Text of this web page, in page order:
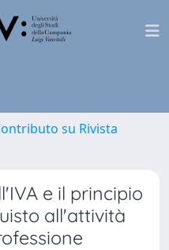
su Rivista
e il principio
all'attività